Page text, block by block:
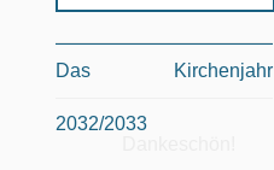
Das Kirchenjahr
2032/2033